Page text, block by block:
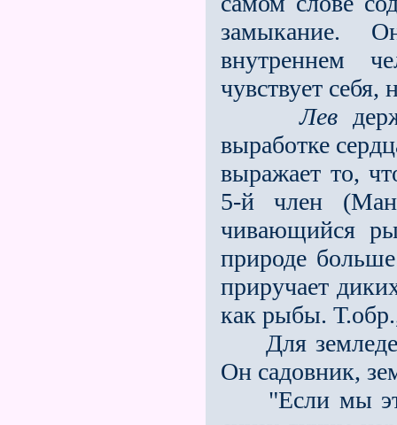
за­мыкание.
внутреннем
чувствует себя,
Лев
выработке
выражает то,
5-й член
чивающийся
природе
приручает
как рыбы.
Для
Он садовник,
"Если мы эту